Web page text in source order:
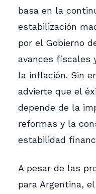
basa en la
estabilización
por el Gobierno
avances fiscales
la inflación. Sin
advierte que el
depende de la
reformas y la
estabilidad
A pesar de las
para Argentina,